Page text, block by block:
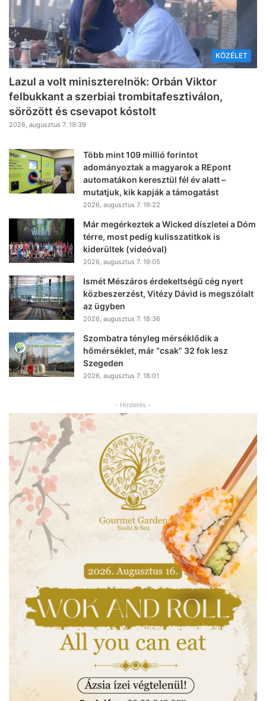
KÖZÉLET
Lazul a volt miniszterelnök: Orbán Viktor
felbukkant a szerbiai trombitafesztiválon,
sörözött és csevapot kóstolt
2026, augusztus 7. 19:39
Több mint 109 millió forintot
adományoztak a magyarok a REpont
automatákon keresztül fél év alatt –
mutatjuk, kik kapják a támogatást
2026, augusztus 7. 19:22
Már megérkeztek a Wicked díszletei a Dóm
térre, most pedig kulisszatitkok is
kiderültek (videóval)
2026, augusztus 7. 19:05
Ismét Mészáros érdekeltségű cég nyert
közbeszerzést, Vitézy Dávid is megszólalt
az ügyben
2026, augusztus 7. 18:36
Szombatra tényleg mérséklődik a
hőmérséklet, már “csak” 32 fok lesz
Szegeden
2026, augusztus 7. 18:01
- Hirdetés -